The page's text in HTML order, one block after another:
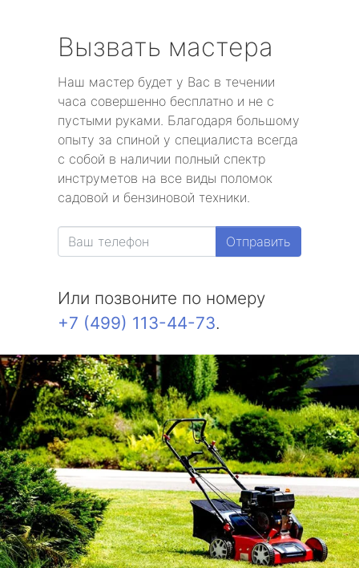
Вызвать мастера
Наш мастер будет у Вас в течении
часа совершенно бесплатно и не с
пустыми руками. Благодаря большому
опыту за спиной у специалиста всегда
с собой в наличии полный спектр
инструметов на все виды поломок
садовой и бензиновой техники.
Отправить
Или позвоните по номеру
+7 (499) 113-44-73.